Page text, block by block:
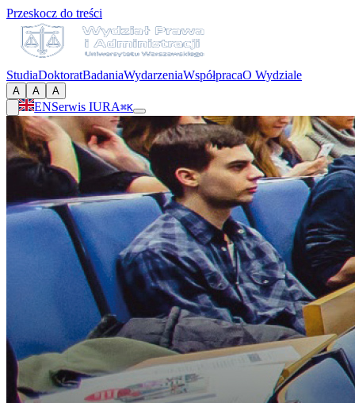
Przeskocz do treści
StudiaDoktoratBadaniaWydarzeniaWspółpracaO Wydziale
A A A
ENSerwis IURA⌘K